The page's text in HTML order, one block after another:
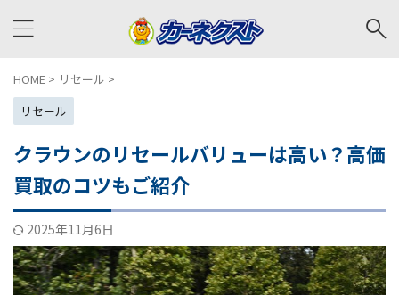
HOME > リセール >
リセール
クラウンのリセールバリューは高い？高価
買取のコツもご紹介
2025年11月6日